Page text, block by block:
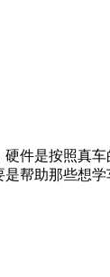
件是按照真
帮助那些想